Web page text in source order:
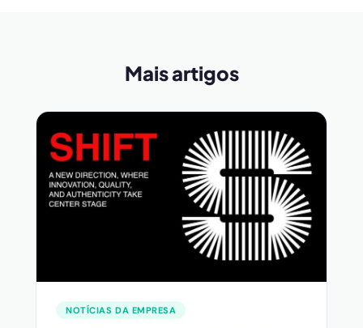
Mais artigos
NOTÍCIAS DA EMPRESA